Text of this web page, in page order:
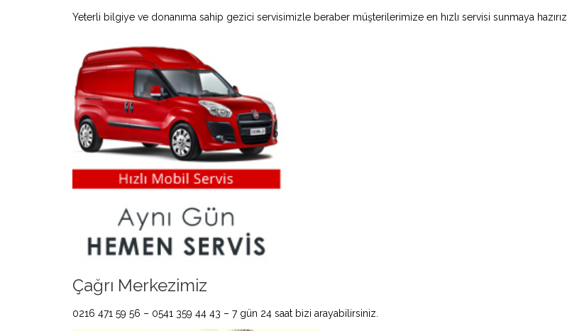
Yeterli bilgiye ve donanıma sahip gezici servisimizle beraber müşterilerimize en hızlı servisi sunmaya hazırız.
Çağrı Merkezimiz
0216 471 59 56 – 0541 359 44 43 – 7 gün 24 saat bizi arayabilirsiniz.